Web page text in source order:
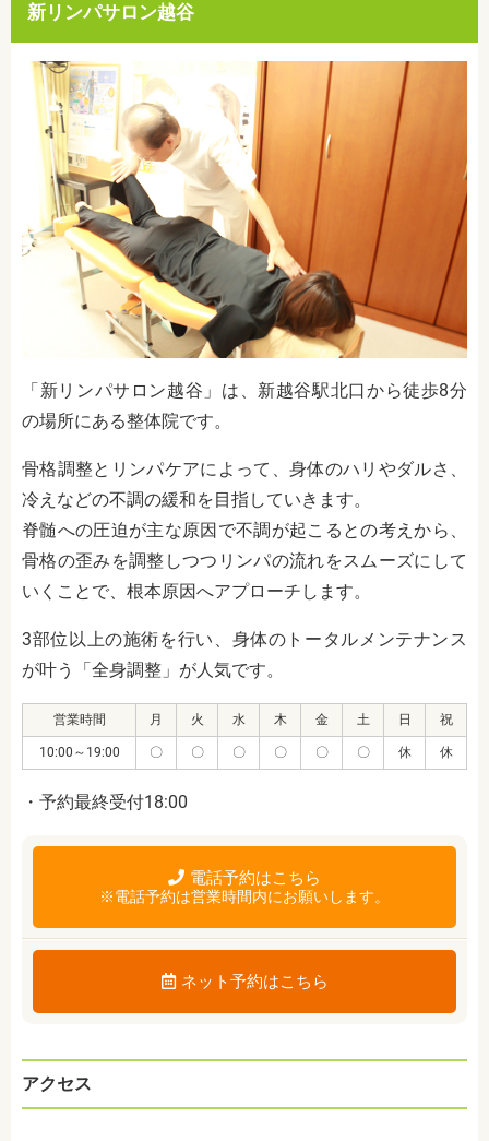
新リンパサロン越谷
「新リンパサロン越谷」は、新越谷駅北口から徒歩8分
の場所にある整体院です。
骨格調整とリンパケアによって、身体のハリやダルさ、
冷えなどの不調の緩和を目指していきます。
脊髄への圧迫が主な原因で不調が起こるとの考えから、
骨格の歪みを調整しつつリンパの流れをスムーズにして
いくことで、根本原因へアプローチします。
3部位以上の施術を行い、身体のトータルメンテナンス
が叶う「全身調整」が人気です。
営業時間 月 火 水 木 金 土 日 祝
10:00～19:00 〇 〇 〇 〇 〇 〇 休 休
・予約最終受付18:00
電話予約はこちら
※電話予約は営業時間内にお願いします。
ネット予約はこちら
アクセス